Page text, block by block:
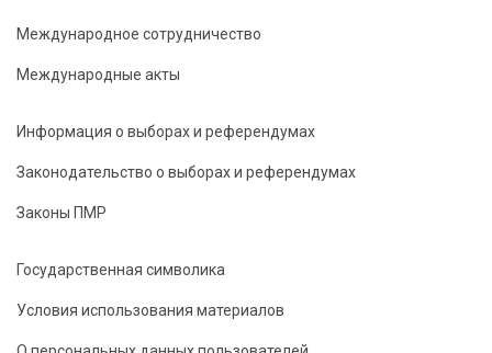
Международное сотрудничество
Международные акты
Информация о выборах и референдумах
Законодательство о выборах и референдумах
Законы ПМР
Государственная символика
Условия использования материалов